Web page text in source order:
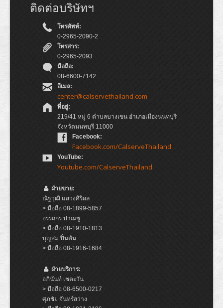
ติดต่อบริษัทฯ
โทรศัพท์:
0-2965-2090-2
โทรสาร:
0-2965-2093
มือถือ:
08-6600-7142
อีเมล:
center@calservethailand.com
ที่อยู่:
219/41 หมู่ 6 ตำบลบางเขน อำเภอเมืองนนทบุรี
จังหวัดนนทบุรี 11000
Facebook:
Facebook.com/CalserveThailand
YouTube:
Youtube.com/CalserveThailand
ฝ่ายขาย:
ณัฐวุฒิ แสวงศิริผล
> มือถือ 08-1899-5857
อรรถกร ปาณชู
> มือถือ 08-1910-1813
บุญสม ปิ่นตัน
> มือถือ 08-1916-1684
ฝ่ายบริการ:
อภินันท์ เชตะวัน
> มือถือ 08-6500-0217
ศุภชัย จันทร์สว่าง